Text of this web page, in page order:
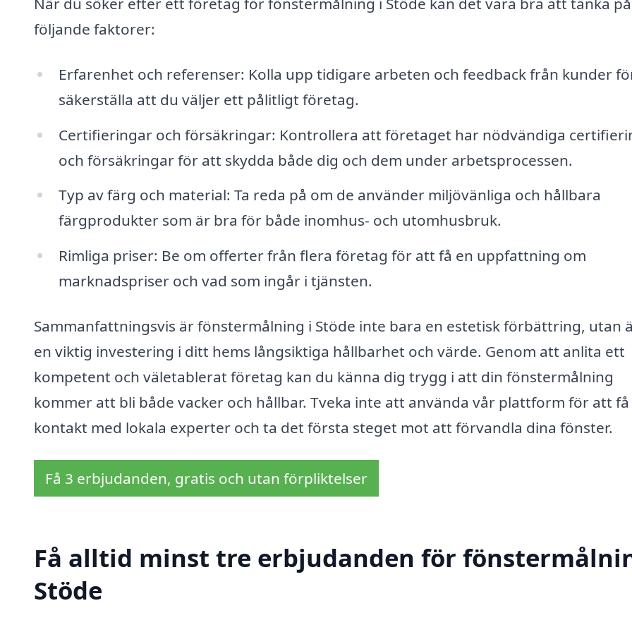
följande faktorer:
Erfarenhet och referenser: Kolla upp tidigare arbeten och feedback från kunder
säkerställa att du väljer ett pålitligt företag.
Certifieringar och försäkringar: Kontrollera att företaget har nödvändiga
och försäkringar för att skydda både dig och dem under arbetsprocessen.
Typ av färg och material: Ta reda på om de använder miljövänliga och hållbara
färgprodukter som är bra för både inomhus- och utomhusbruk.
Rimliga priser: Be om offerter från flera företag för att få en uppfattning om
marknadspriser och vad som ingår i tjänsten.
Sammanfattningsvis är fönstermålning i Stöde inte bara en estetisk förbättring, utan
en viktig investering i ditt hems långsiktiga hållbarhet och värde. Genom att anlita ett
kompetent och väletablerat företag kan du känna dig trygg i att din fönstermålning
kommer att bli både vacker och hållbar. Tveka inte att använda vår plattform för att få
kontakt med lokala experter och ta det första steget mot att förvandla dina fönster.
Få 3 erbjudanden, gratis och utan förpliktelser
Få alltid minst tre erbjudanden för
Stöde